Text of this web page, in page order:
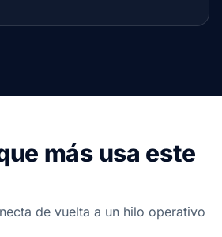
más usa este
de vuelta a un hilo operativo